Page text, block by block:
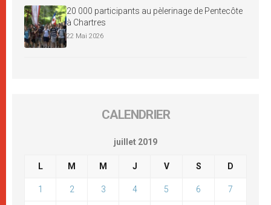
20 000 participants au pèlerinage de Pentecôte
à Chartres
22 Mai 2026
CALENDRIER
juillet 2019
L M M J V S D
1 2 3 4 5 6 7